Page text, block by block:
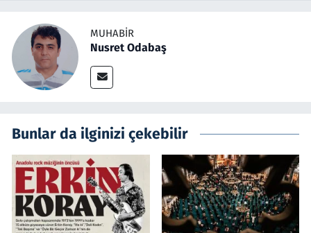
MUHABIR
Nusret Odabaş
Bunlar da ilginizi çekebilir